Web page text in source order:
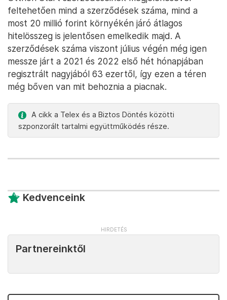
feltehetően mind a szerződések száma, mind a
most 20 millió forint környékén járó átlagos
hitelösszeg is jelentősen emelkedik majd. A
szerződések száma viszont július végén még igen
messze járt a 2021 és 2022 első hét hónapjában
regisztrált nagyjából 63 ezertől, így ezen a téren
még bőven van mit behoznia a piacnak.
A cikk a Telex és a Biztos Döntés közötti
szponzorált tartalmi együttműködés része.
Kedvenceink
Partnereinktől